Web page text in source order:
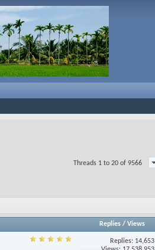
Threads 1 to 20 of 9566
Replies/ Views
Replies: 14,653